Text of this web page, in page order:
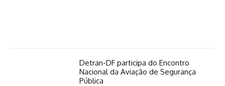
Detran-DF participa do Encontro
Nacional da Aviação de Segurança
Pública